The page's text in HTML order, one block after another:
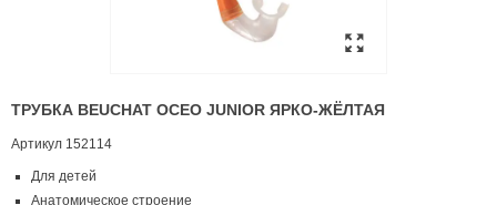
ТРУБКА BEUCHAT OCEO JUNIOR ЯРКО-ЖЁЛТАЯ
Артикул 152114
Для детей
Анатомическое строение